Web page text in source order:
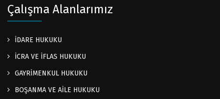
Çalışma Alanlarımız
İDARE HUKUKU
İCRA VE İFLAS HUKUKU
GAYRİMENKUL HUKUKU
BOŞANMA VE AİLE HUKUKU